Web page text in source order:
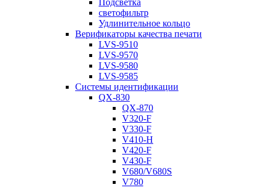
Подсветка
светофильтр
Удлинительное кольцо
Верификаторы качества печати
LVS-9510
LVS-9570
LVS-9580
LVS-9585
Системы идентификации
QX-830
QX-870
V320-F
V330-F
V410-H
V420-F
V430-F
V680/V680S
V780